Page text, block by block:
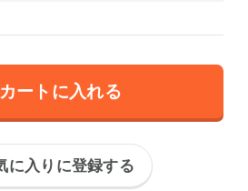
カートに入れる
に入りに登録する